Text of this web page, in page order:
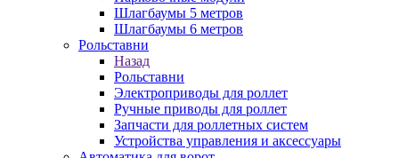
Шлагбаумы 5 метров
Шлагбаумы 6 метров
Рольставни
Назад
Рольставни
Электроприводы для роллет
Ручные приводы для роллет
Запчасти для роллетных систем
Устройства управления и аксессуары